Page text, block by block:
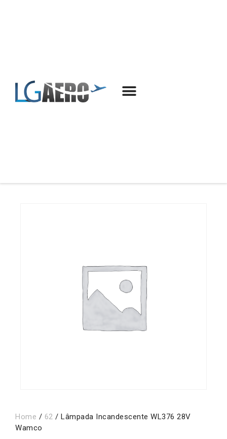
Home / 62 / Lâmpada Incandescente WL376 28V
Wamco